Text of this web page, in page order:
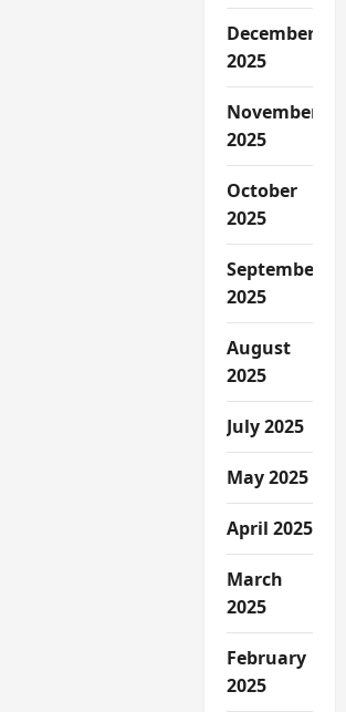
December
2025
November
2025
October
2025
September
2025
August
2025
July 2025
May 2025
April 2025
March
2025
February
2025